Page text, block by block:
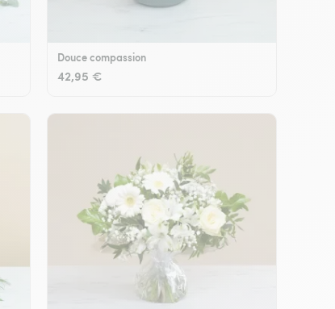
Douce compassion
42,95 €